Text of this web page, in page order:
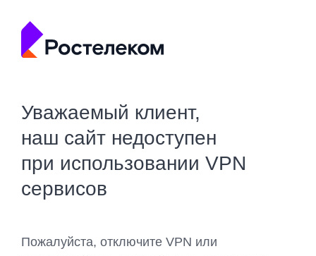
Уважаемый клиент,
наш сайт недоступен
при использовании VPN
сервисов
Пожалуйста, отключите VPN или